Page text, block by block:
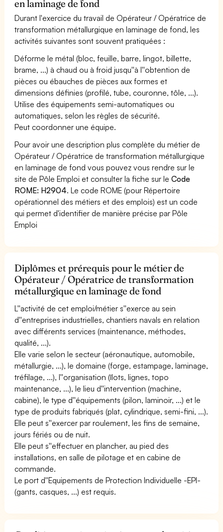
en laminage de fond
Durant l'exercice du travail de Opérateur / Opératrice de
transformation métallurgique en laminage de fond, les
activités suivantes sont souvent pratiquées :
Déforme le métal (bloc, feuille, barre, lingot, billette,
brame, ...) à chaud ou à froid jusqu''à l''obtention de
pièces ou ébauches de pièces aux formes et
dimensions définies (profilé, tube, couronne, tôle, ...).
Utilise des équipements semi-automatiques ou
automatiques, selon les règles de sécurité.
Peut coordonner une équipe.
Pour avoir une description plus complète du métier de
Opérateur / Opératrice de transformation métallurgique
en laminage de fond vous pouvez vous rendre sur le
site de Pôle Emploi et consulter la fiche sur leCode
ROME: H2904. Le code ROME (pour Répertoire
opérationnel des métiers et des emplois) est un code
qui permet d'identifier de manière précise par Pôle
Emploi
Diplômes et prérequis pour le métier de
Opérateur / Opératrice de transformation
métallurgique en laminage de fond
L''activité de cet emploi/métier s''exerce au sein
d''entreprises industrielles, chantiers navals en relation
avec différents services (maintenance, méthodes,
qualité, ...).
Elle varie selon le secteur (aéronautique, automobile,
métallurgie, ...), le domaine (forge, estampage, laminage,
tréfilage, ...), l''organisation (îlots, lignes, topo
maintenance, ...), le lieu d''intervention (machine,
cabine), le type d''équipements (pilon, laminoir, ...) et le
type de produits fabriqués (plat, cylindrique, semi-fini, ...).
Elle peut s''exercer par roulement, les fins de semaine,
jours fériés ou de nuit.
Elle peut s''effectuer en plancher, au pied des
installations, en salle de pilotage et en cabine de
commande.
Le port d''Equipements de Protection Individuelle -EPI-
(gants, casques, ...) est requis.